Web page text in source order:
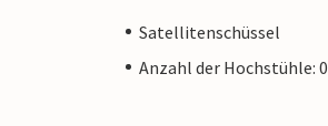
Satellitenschüssel
Anzahl der Hochstühle: 0